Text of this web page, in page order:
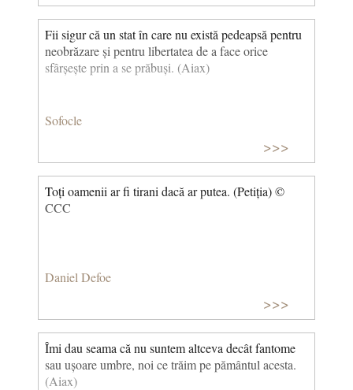
Fii sigur că un stat în care nu există pedeapsă pentru
neobrăzare și pentru libertatea de a face orice
sfârșește prin a se prăbuși. (Aiax)
Sofocle
>>>
Toți oamenii ar fi tirani dacă ar putea. (Petiția) ©
CCC
Daniel Defoe
>>>
Îmi dau seama că nu suntem altceva decât fantome
sau ușoare umbre, noi ce trăim pe pământul acesta.
(Aiax)